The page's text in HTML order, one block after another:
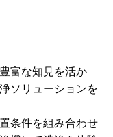
富な知見を活か
ソリューションを
条件を組み合わせ